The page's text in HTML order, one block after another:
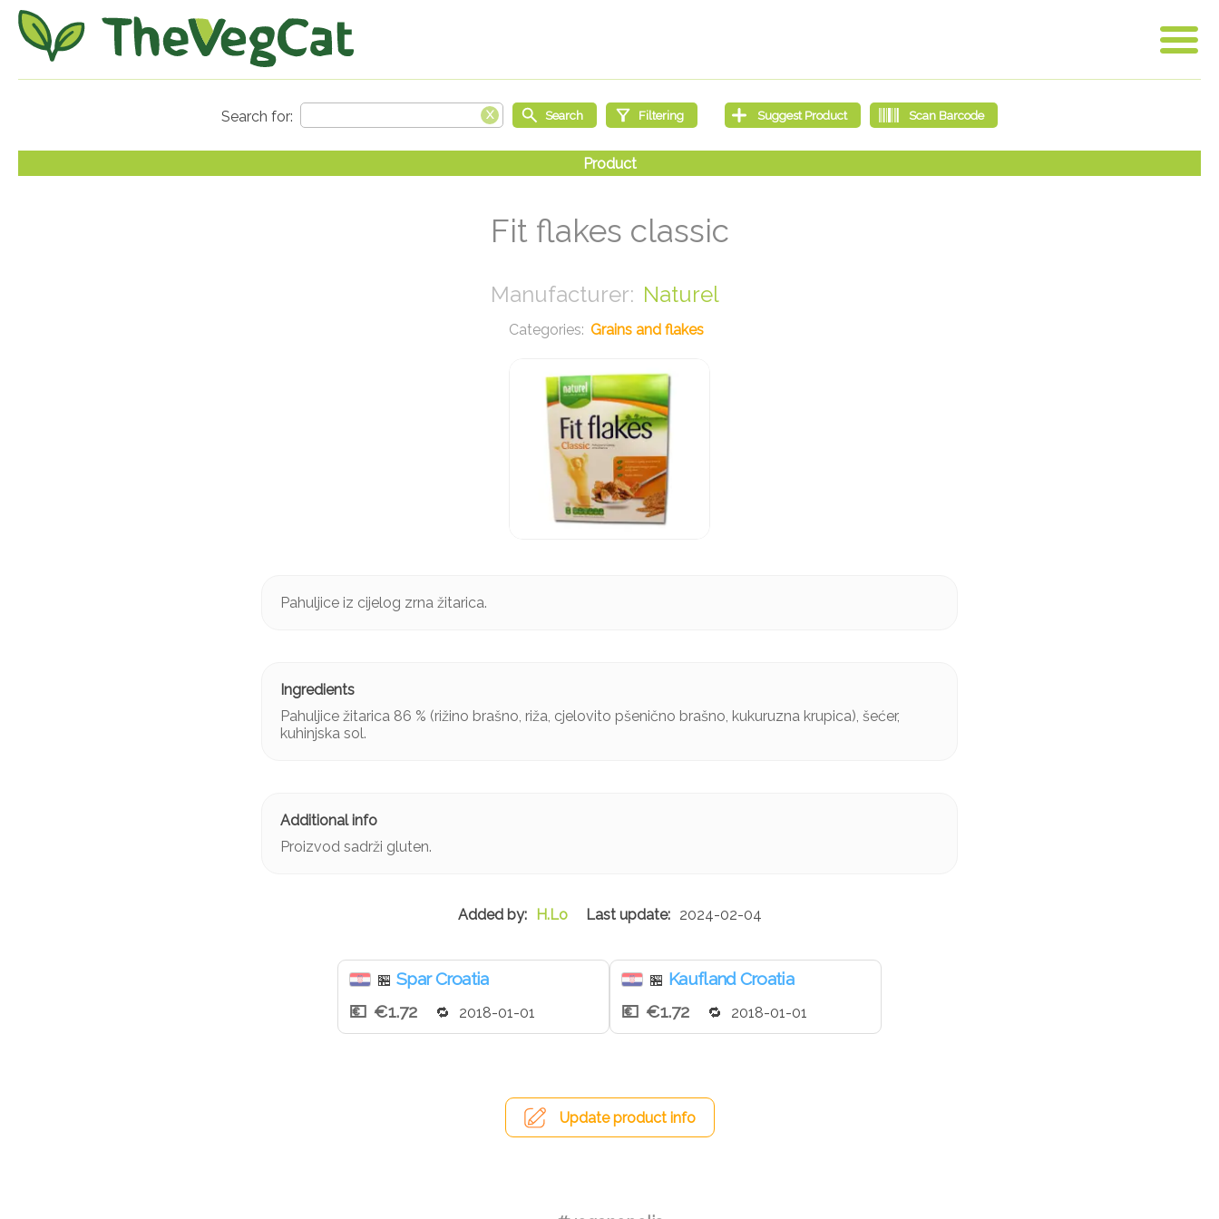
Fit flakes classic
Naturel
Grains and flakes
Pahuljice iz cijelog zrna žitarica.
Pahuljice žitarica 86 % (rižino brašno, riža, cjelovito pšenično brašno, kukuruzna krupica), šećer,
kuhinjska sol.
Proizvod sadrži gluten.
H.Lo 2024-02-04
🏪 Spar Croatia
€1.72
2018-01-01
🏪 Kaufland Croatia
€1.72
2018-01-01
Update product info